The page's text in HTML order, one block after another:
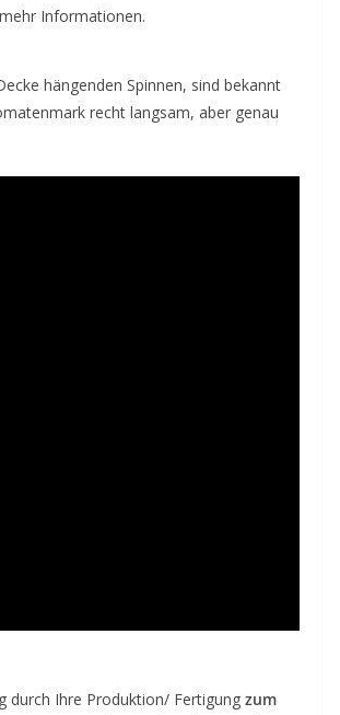
Informationen.
hängenden Spinnen, sind bekannt
recht langsam, aber genau
durch Ihre Produktion/ Fertigung zum